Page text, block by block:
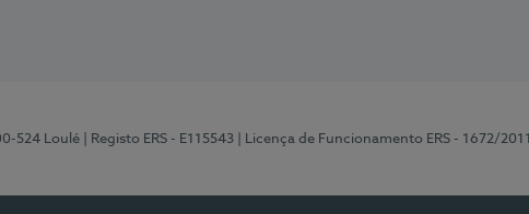
524 Loulé | Registo ERS - E115543 | Licença de Funcionamento ERS - 1672/2011